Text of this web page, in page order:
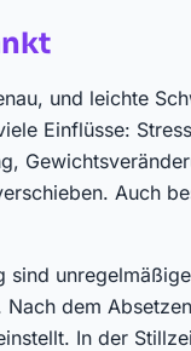
und leichte
Einflüsse:
Auch
sind
dem
In der